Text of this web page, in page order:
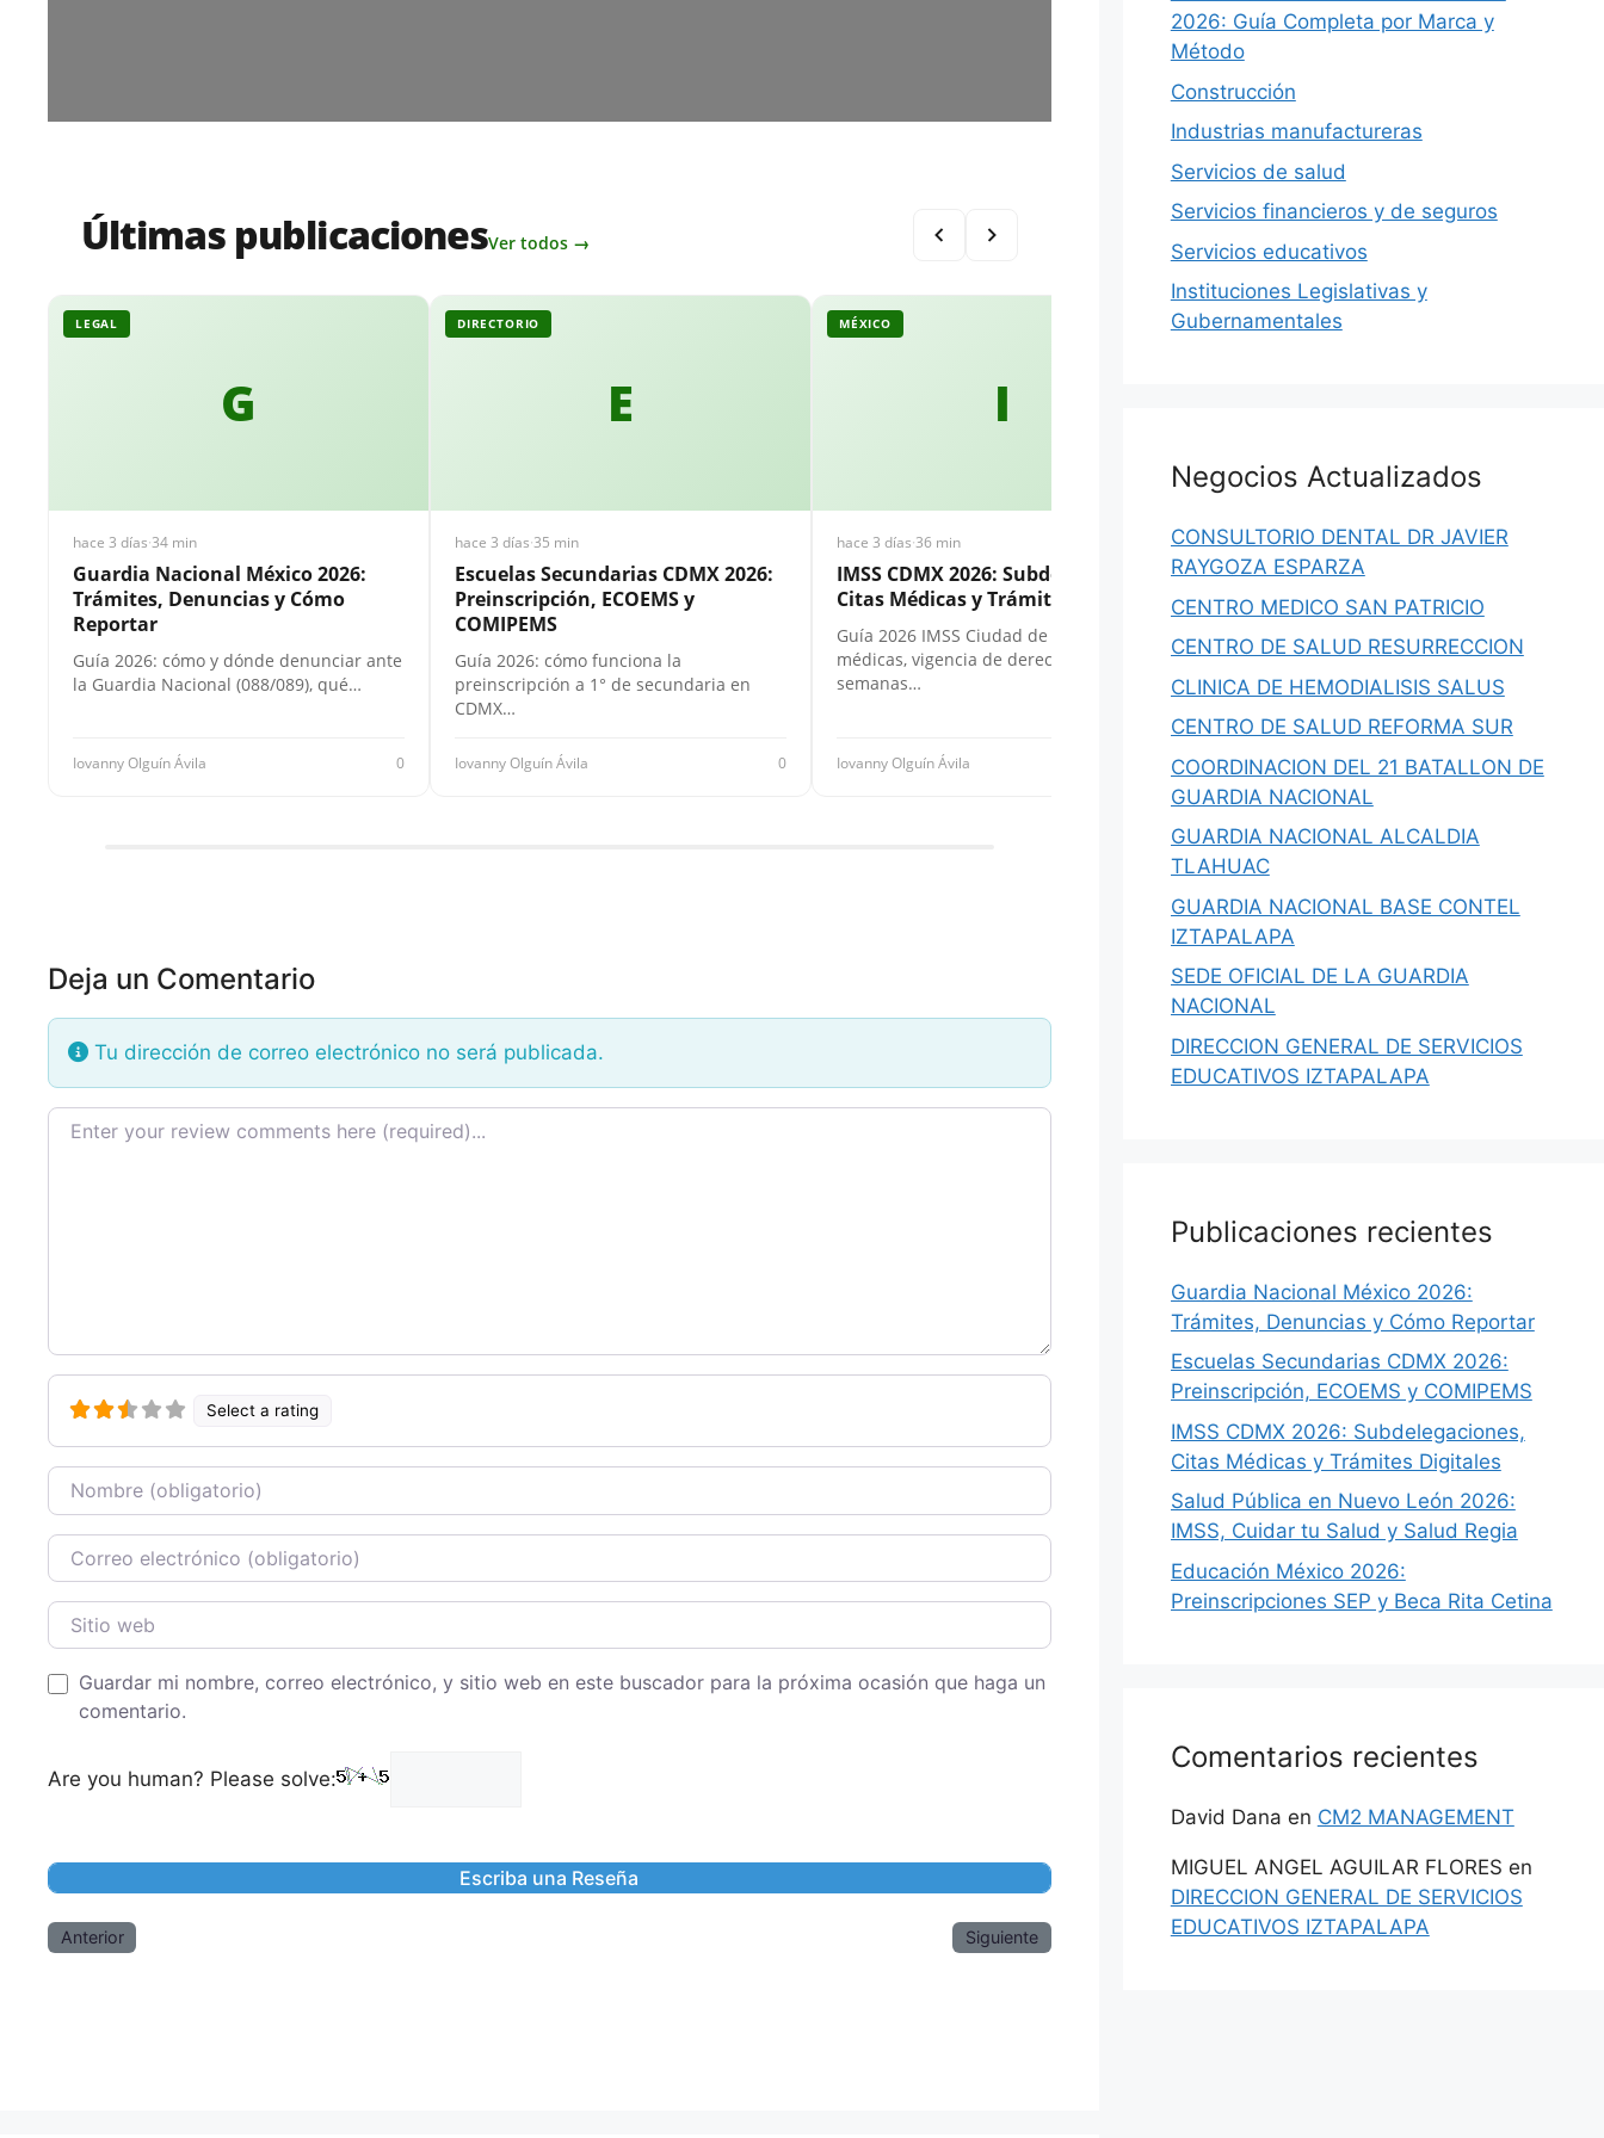
Últimas publicacionesVer todos →
G
LEGAL
hace 3 días·34 min
Guardia Nacional México 2026:
Trámites, Denuncias y Cómo
Reportar
Guía 2026: cómo y dónde denunciar ante
la Guardia Nacional (088/089), qué…
Iovanny Olguín Ávila 0
E
DIRECTORIO
hace 3 días·35 min
Escuelas Secundarias CDMX 2026:
Preinscripción, ECOEMS y
COMIPEMS
Guía 2026: cómo funciona la
preinscripción a 1° de secundaria en
CDMX…
Iovanny Olguín Ávila 0
I
MÉXICO
hace 3 días·36 min
IMSS CDMX 2026: Subdelegaciones,
Citas Médicas y Trámites Digitales
Guía 2026 IMSS Ciudad de México: citas
médicas, vigencia de derechos,
semanas…
Iovanny Olguín Ávila
MÉXICO
hace 3 días·39 min
Salud Pública en Nuevo León 2026:
IMSS, Cuidar tu Salud y Salud
Regia
Guía 2026 de salud en Nuevo León: por
qué NL no está…
Iovanny Olguín Ávila 0
Deja un Comentario
Tu dirección de correo electrónico no será publicada.
Texto de la reseña
Select a rating
Nombre
Correo Electronico
Sitio web
Guardar mi nombre, correo electrónico, y sitio web en este buscador para la próxima ocasión que haga un
comentario.
Are you human? Please solve:
Anterior Siguiente
2026: Guía Completa por Marca y
Método
Construcción
Industrias manufactureras
Servicios de salud
Servicios financieros y de seguros
Servicios educativos
Instituciones Legislativas y
Gubernamentales
Negocios Actualizados
CONSULTORIO DENTAL DR JAVIER
RAYGOZA ESPARZA
CENTRO MEDICO SAN PATRICIO
CENTRO DE SALUD RESURRECCION
CLINICA DE HEMODIALISIS SALUS
CENTRO DE SALUD REFORMA SUR
COORDINACION DEL 21 BATALLON DE
GUARDIA NACIONAL
GUARDIA NACIONAL ALCALDIA
TLAHUAC
GUARDIA NACIONAL BASE CONTEL
IZTAPALAPA
SEDE OFICIAL DE LA GUARDIA
NACIONAL
DIRECCION GENERAL DE SERVICIOS
EDUCATIVOS IZTAPALAPA
Publicaciones recientes
Guardia Nacional México 2026:
Trámites, Denuncias y Cómo Reportar
Escuelas Secundarias CDMX 2026:
Preinscripción, ECOEMS y COMIPEMS
IMSS CDMX 2026: Subdelegaciones,
Citas Médicas y Trámites Digitales
Salud Pública en Nuevo León 2026:
IMSS, Cuidar tu Salud y Salud Regia
Educación México 2026:
Preinscripciones SEP y Beca Rita Cetina
Comentarios recientes
David Dana en CM2 MANAGEMENT
MIGUEL ANGEL AGUILAR FLORES en
DIRECCION GENERAL DE SERVICIOS
EDUCATIVOS IZTAPALAPA